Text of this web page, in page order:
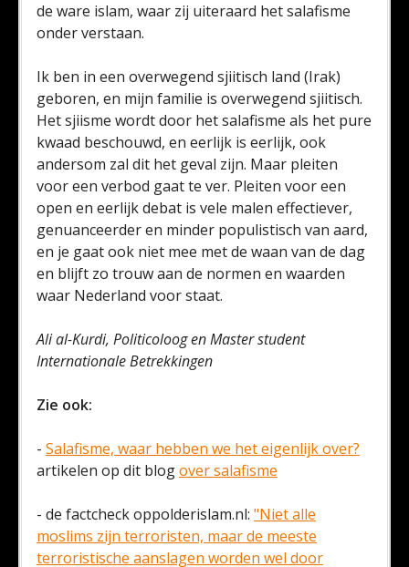
de ware islam, waar zij uiteraard het salafisme
onder verstaan.
Ik ben in een overwegend sjiitisch land (Irak)
geboren, en mijn familie is overwegend sjiitisch.
Het sjiisme wordt door het salafisme als het pure
kwaad beschouwd, en eerlijk is eerlijk, ook
andersom zal dit het geval zijn. Maar pleiten
voor een verbod gaat te ver. Pleiten voor een
open en eerlijk debat is vele malen effectiever,
genuanceerder en minder populistisch van aard,
en je gaat ook niet mee met de waan van de dag
en blijft zo trouw aan de normen en waarden
waar Nederland voor staat.
Ali al-Kurdi, Politicoloog en Master student
Internationale Betrekkingen
Zie ook:
- Salafisme, waar hebben we het eigenlijk over?
artikelen op dit blogover salafisme
- de factcheck oppolderislam.nl: "Niet alle
moslims zijn terroristen, maar de meeste
terroristische aanslagen worden wel door